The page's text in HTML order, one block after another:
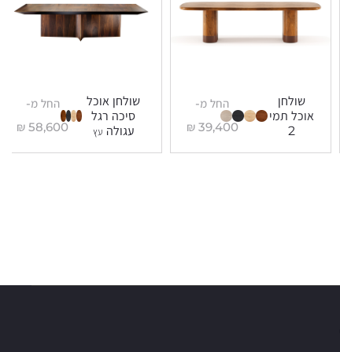
שולחן
אוכל תמי
2
החל מ-
39,400
₪
שולחן אוכל
סיכה רגל
עגולה עץ
החל מ-
58,600
₪